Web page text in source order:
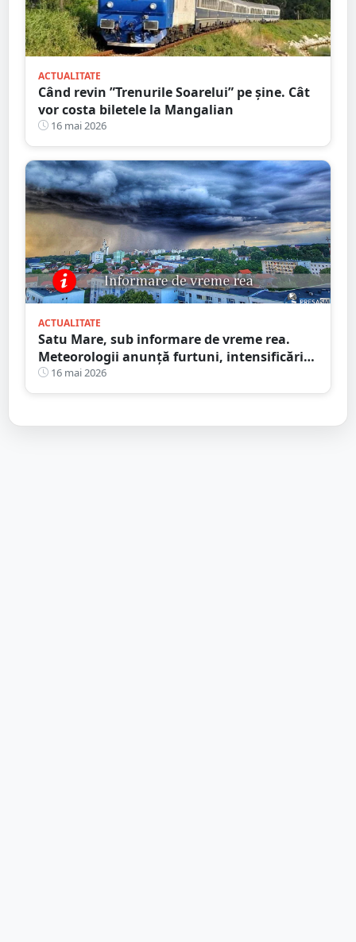
ACTUALITATE
Când revin ”Trenurile Soarelui” pe şine. Cât
vor costa biletele la Mangalian
16 mai 2026
ACTUALITATE
Satu Mare, sub informare de vreme rea.
Meteorologii anunță furtuni, intensificări
de vânt și ploi în averse
16 mai 2026